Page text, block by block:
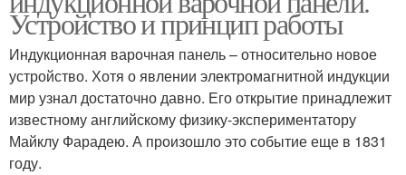
Устройство и принцип работы
Индукционная варочная панель – относительно новое
устройство. Хотя о явлении электромагнитной индукции
мир узнал достаточно давно. Его открытие принадлежит
известному английскому физику-экспериментатору
Майклу Фарадею. А произошло это событие еще в 1831
году.